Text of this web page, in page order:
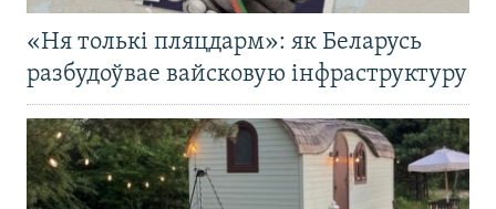
«Ня толькі пляцдарм»: як Беларусь
разбудоўвае вайсковую інфраструктуру